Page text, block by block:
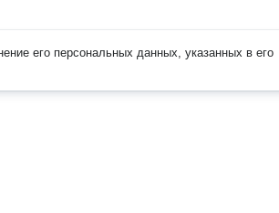
его персональных данных, указанных в его